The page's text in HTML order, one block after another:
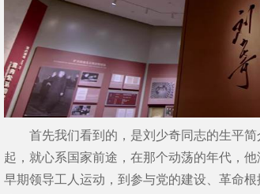
首先我们看到的，是刘少奇同志的生平简
起，就心系国家前途，在那个动荡的年代，
早期领导工人运动，到参与党的建设、革命